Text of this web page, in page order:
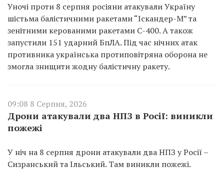
Уночі проти 8 серпня росіяни атакували Україну
шістьма балістичними ракетами “Іскандер-М” та
зенітними керованими ракетами С-400. А також
запустили 151 ударний БпЛА. Під час нічних атак
противника українська протиповітряна оборона не
змогла знищити жодну балістичну ракету.
09:08 8 Серпня, 2026
Дрони атакували два НПЗ в Росії: виникли
пожежі
У ніч на 8 серпня дрони атакували два НПЗ у Росії –
Сизранський та Ільський. Там виникли пожежі.